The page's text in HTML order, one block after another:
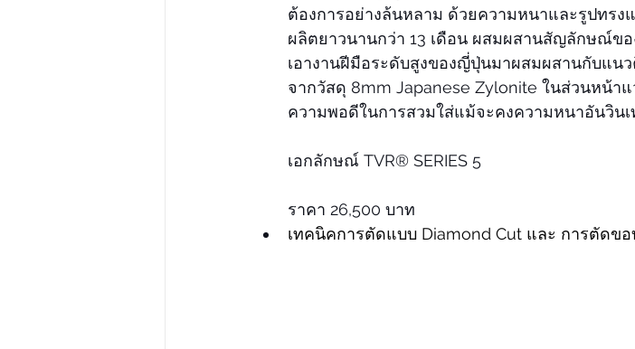
ต้องการอย่างล้นหลาม ด้วยความหนาและรูปทรง
ผลิตยาวนานกว่า 13 เดือน ผสมผสานสัญลักษณ์ขอ
เอางานฝีมือระดับสูงของญี่ปุ่นมาผสมผสานกับแน
จากวัสดุ 8mm Japanese Zylonite ในส่วนหน้า
ความพอดีในการสวมใส่แม้จะคงความหนาอันวิน
เอกลักษณ์ TVR® SERIES 5
ราคา 26,500 บาท
เทคนิคการตัดแบบ Diamond Cut และ การตัดข